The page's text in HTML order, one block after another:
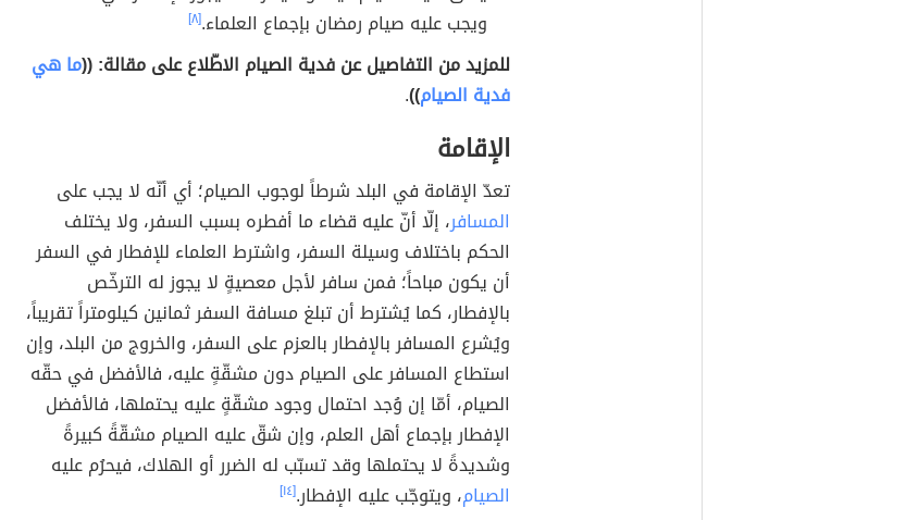
ويجب عليه صيام رمضان بإجماع العلماء.[٨]
للمزيد من التفاصيل عن فدية الصيام الاطّلاع على مقالة: ((ما هي
فدية الصيام))
.
الإقامة
تعدّ الإقامة في البلد شرطاً لوجوب الصيام؛ أي أنّه لا يجب على
المسافر، إلّا أنّ عليه قضاء ما أفطره بسبب السفر، ولا يختلف
الحكم باختلاف وسيلة السفر، واشترط العلماء للإفطار في السفر
أن يكون مباحاً؛ فمن سافر لأجل معصيةٍ لا يجوز له الترخّص
بالإفطار، كما يُشترط أن تبلغ مسافة السفر ثمانين كيلومتراً تقريباً،
ويُشرع المسافر بالإفطار بالعزم على السفر، والخروج من البلد، وإن
استطاع المسافر على الصيام دون مشقّةٍ عليه، فالأفضل في حقّه
الصيام، أمّا إن وُجد احتمال وجود مشقّةٍ عليه يحتملها، فالأفضل
الإفطار بإجماع أهل العلم، وإن شقّ عليه الصيام مشقّةً كبيرةً
وشديدةً لا يحتملها وقد تسبّب له الضرر أو الهلاك، فيحرُم عليه
الصيام، ويتوجّب عليه الإفطار.[١٤]